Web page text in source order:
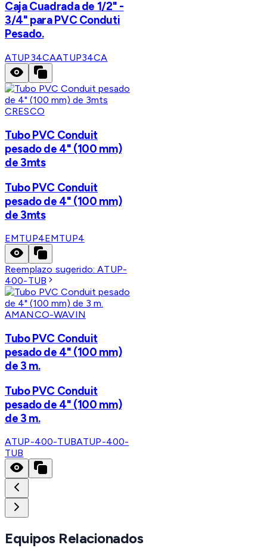
Caja Cuadrada de 1/2" -
3/4" para PVC Conduti
Pesado.
ATUP34CAATUP34CA
CRESCO
Tubo PVC Conduit
pesado de 4" (100 mm)
de 3mts
Tubo PVC Conduit
pesado de 4" (100 mm)
de 3mts
EMTUP4EMTUP4
Reemplazo sugerido:ATUP-
400-TUB
AMANCO-WAVIN
Tubo PVC Conduit
pesado de 4" (100 mm)
de 3 m.
Tubo PVC Conduit
pesado de 4" (100 mm)
de 3 m.
ATUP-400-TUBATUP-400-
TUB
Equipos Relacionados